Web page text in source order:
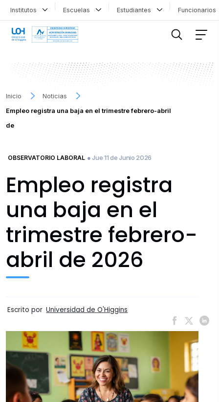
Institutos Escuelas Estudiantes
Inicio
Noticias
Empleo registra una baja en el trimestre febrero-abril
de
OBSERVATORIO LABORAL ● Jue 11 de Junio 2026
Empleo registra
una baja en el
trimestre febrero-
abril de 2026
Escrito por Universidad de O'Higgins